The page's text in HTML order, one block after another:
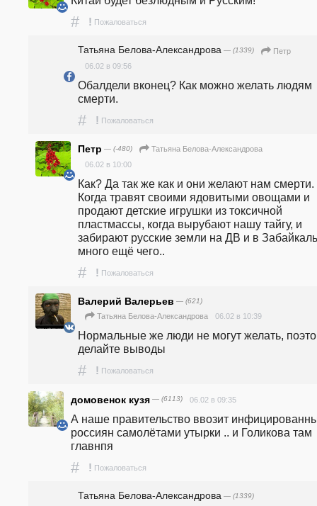
# ! Пожаловаться
Татьяна Белова-Александрова — (1339)
Петр
06.02 в 09:56
Обалдели вконец? Как можно желать людям
смерти.
# ! Пожаловаться
Петр — (-480)
Татьяна Белова-Александрова
06.02 в 10:00
Как? Да так же как и они желают нам смерти.
Когда травят своими ядовитыми овощами и
продают детские игрушки из токсичной
пластмассы, когда вырубают нашу тайгу, и
забирают русские земли на ДВ и в
много ещё чего..
# ! Пожаловаться
Валерий Валерьев — (621)
Татьяна Белова-Александрова 06.02 в 10:39
Нормальные же люди не могут желать,
делайте выводы
# ! Пожаловаться
домовенок кузя — (6113) 06.02 в 09:35
А наше правительство ввозит
россиян самолётами утырки .. и Голикова там
главнпя
# ! Пожаловаться
Татьяна Белова-Александрова — (1339)